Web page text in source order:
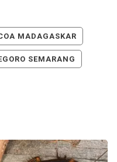
MADAGASKAR
SEMARANG